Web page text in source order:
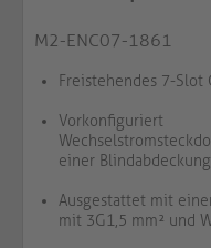
M2-ENC07-1861
Freistehendes 7-Slot
einer Blindabdeckung
Ausgestattet mit
mit 3G1,5 mm² und